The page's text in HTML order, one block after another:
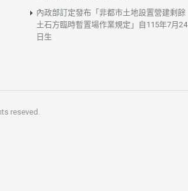
內政部訂定發布「非都市土地設置營建剩餘
土石方臨時暫置場作業規定」自115年7月24
日生
reseved.